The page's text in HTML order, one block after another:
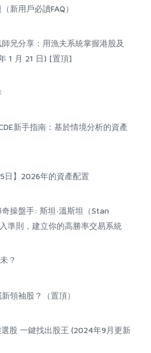
新用戶必讀FAQ）
師兄分享：用漁夫系統掌握港股及
1 月 21 日) [置頂]
新手指南：基於情境分析的資產
日】2026年的資產配置
奇操盤手: 斯坦·溫斯坦（Stan
準則，建立你的高勝率交易系統
？
領袖股？（置頂）
選股 一鍵找出股王 (2024年9月更新